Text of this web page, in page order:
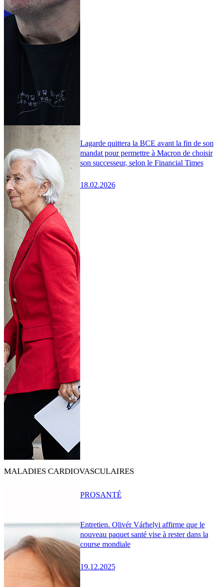
Lagarde quittera la BCE avant la fin de son
mandat pour permettre à Macron de choisir
son successeur, selon le Financial Times
18.02.2026
MALADIES CARDIOVASCULAIRES
Entretien. Olivér Várhelyi affirme que le
nouveau paquet santé vise à rester dans la
course mondiale
19.12.2025
PROSANTÉ